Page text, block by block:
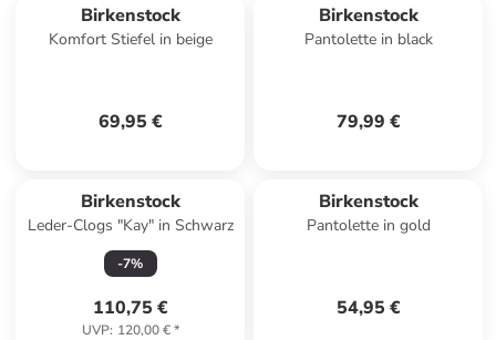
Birkenstock
Komfort Stiefel in beige
69,95 €
Birkenstock
Pantolette in black
79,99 €
Birkenstock
Leder-Clogs "Kay" in Schwarz
-7%
110,75 €
UVP: 120,00 €*
Birkenstock
Pantolette in gold
54,95 €